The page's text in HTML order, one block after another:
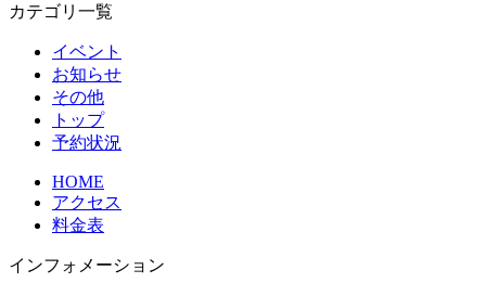
カテゴリ一覧
イベント
お知らせ
その他
トップ
予約状況
HOME
アクセス
料金表
インフォメーション